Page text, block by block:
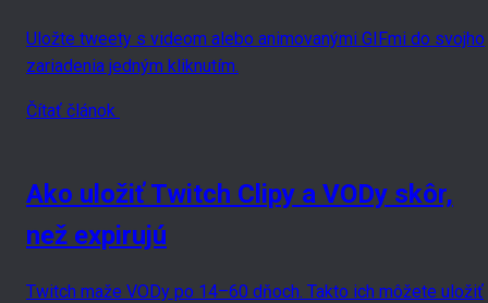
Uložte tweety s videom alebo animovanými GIFmi do svojho
zariadenia jedným kliknutím.
Čítať článok
Ako uložiť Twitch Clipy a VODy skôr,
než expirujú
Twitch maže VODy po 14–60 dňoch. Takto ich môžete uložiť